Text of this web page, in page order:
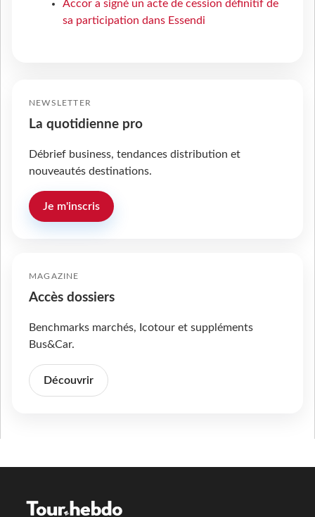
Accor a signé un acte de cession définitif de
sa participation dans Essendi
NEWSLETTER
La quotidienne pro
Débrief business, tendances distribution et
nouveautés destinations.
Je m'inscris
MAGAZINE
Accès dossiers
Benchmarks marchés, Icotour et suppléments
Bus&Car.
Découvrir